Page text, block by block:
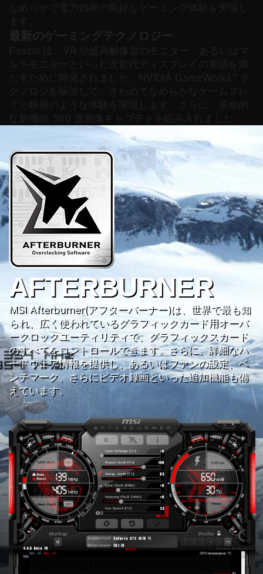
AFTERBURNER
MSI Afterburner(アフターバーナー)は、世界で最も知
られ、広く使われているグラフィックカード用オーバ
ークロックユーティリティで、グラフィックスカード
のすべてをコントロールできます。さらに、詳細なハ
ードウェア情報を提供し、あるいはファンの設定、ベ
ンチマーク、さらにビデオ録画といった追加機能も備
えています。